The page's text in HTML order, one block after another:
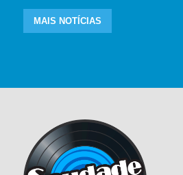
MAIS NOTÍCIAS